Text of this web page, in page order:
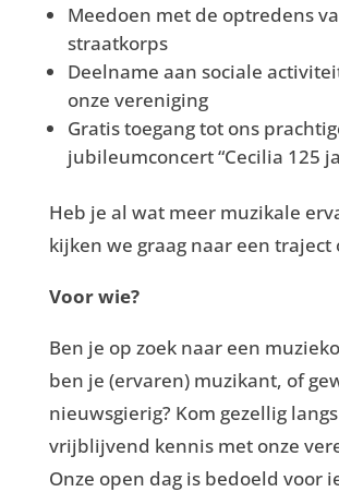
Meedoen met de optredens
straatkorps
Deelname aan sociale
onze vereniging
Gratis toegang tot ons
jubileumconcert “Cecilia 125
Heb je al wat meer muzikale
kijken we graag naar een traject
Voor wie?
Ben je op zoek naar een
ben je (ervaren) muzikant, of
nieuwsgierig? Kom gezellig
vrijblijvend kennis met onze
Onze open dag is bedoeld voor